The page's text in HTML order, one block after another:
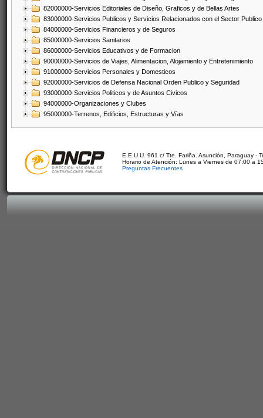
82000000-Servicios Editoriales de Diseño, Graficos y de Bellas Artes
83000000-Servicios Publicos y Servicios Relacionados con el Sector Publico
84000000-Servicios Financieros y de Seguros
85000000-Servicios Sanitarios
86000000-Servicios Educativos y de Formacion
90000000-Servicios de Viajes, Alimentacion, Alojamiento y Entretenimiento
91000000-Servicios Personales y Domesticos
92000000-Servicios de Defensa Nacional Orden Publico y Seguridad
93000000-Servicios Politicos y de Asuntos Civicos
94000000-Organizaciones y Clubes
95000000-Terrenos, Edificios, Estructuras y Vías
E.E.U.U. 961 c/ Tte. Fariña. Asunción, Paraguay -
Horario de Atención: Lunes a Viernes de 07:00 a
Preguntas Frecuentes